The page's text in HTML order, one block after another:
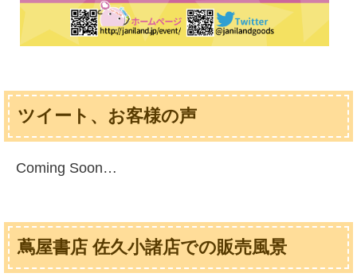
ツイート、お客様の声
Coming Soon…
蔦屋書店 佐久小諸店での販売風景